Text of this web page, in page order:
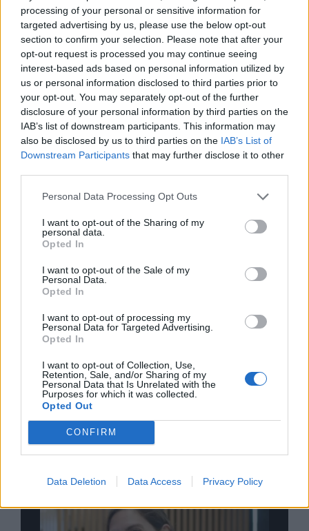
processing of your personal or sensitive information for
targeted advertising by us, please use the below opt-out
section to confirm your selection. Please note that after your
opt-out request is processed you may continue seeing
interest-based ads based on personal information utilized by
us or personal information disclosed to third parties prior to
your opt-out. You may separately opt-out of the further
disclosure of your personal information by third parties on the
IAB’s list of downstream participants. This information may
also be disclosed by us to third parties on the IAB’s List of
Downstream Participants that may further disclose it to other
Personal Data Processing Opt Outs
I want to opt-out of the Sharing of my
personal data.
Opted In
I want to opt-out of the Sale of my
Personal Data.
Opted In
I want to opt-out of processing my
Personal Data for Targeted Advertising.
Opted In
I want to opt-out of Collection, Use,
Retention, Sale, and/or Sharing of my
Personal Data that Is Unrelated with the
Purposes for which it was collected.
Opted Out
CONFIRM
Data Deletion Data Access Privacy Policy
Διαβάστεεπίσης:
ΔΙΑΣ: Το IRIS συνδέει την Ελλάδα με την
Ευρώπη
και μάθετε πρώτοι όλα τα επιχειρηματικά νέα
Δείτε όλες τις τελευταίες επιχειρηματικές
Ειδήσεις
Σχολιάστε
... σχόλια| Κάνε click για να σχολιάσεις